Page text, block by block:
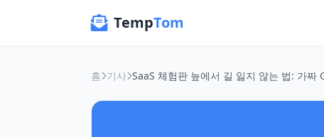
TempTom
홈 기사